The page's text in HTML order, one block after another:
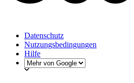
Datenschutz
Nutzungsbedingungen
Hilfe